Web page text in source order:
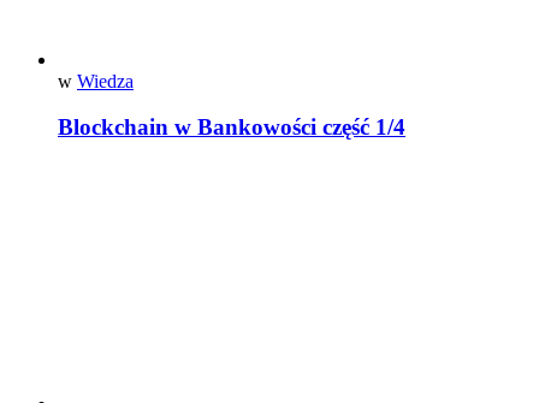
w Wiedza
Blockchain w Bankowości część 1/4